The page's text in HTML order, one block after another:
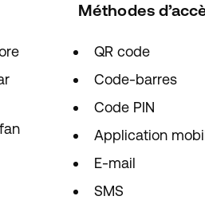
Méthodes
QR code
Code-barres
Code PIN
Application
E-mail
SMS